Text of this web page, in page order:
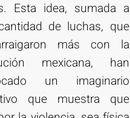
Esta idea, sumada a
de luchas, que
más con la
mexicana, han
un imaginario
que muestra que